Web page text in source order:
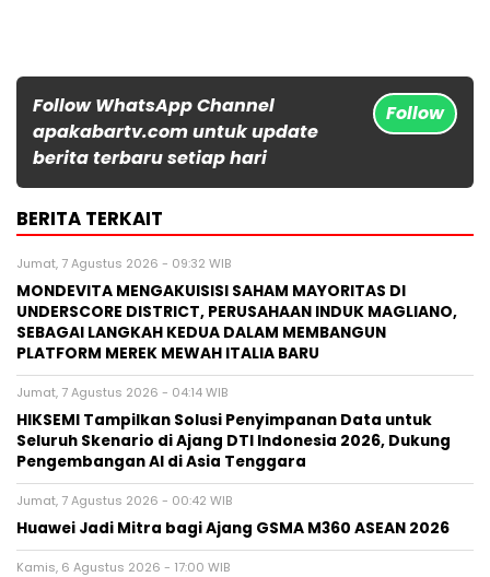
Follow WhatsApp Channel
apakabartv.com untuk update
berita terbaru setiap hari
Follow
BERITA TERKAIT
Jumat, 7 Agustus 2026 - 09:32 WIB
MONDEVITA MENGAKUISISI SAHAM MAYORITAS DI
UNDERSCORE DISTRICT, PERUSAHAAN INDUK MAGLIANO,
SEBAGAI LANGKAH KEDUA DALAM MEMBANGUN
PLATFORM MEREK MEWAH ITALIA BARU
Jumat, 7 Agustus 2026 - 04:14 WIB
HIKSEMI Tampilkan Solusi Penyimpanan Data untuk
Seluruh Skenario di Ajang DTI Indonesia 2026, Dukung
Pengembangan AI di Asia Tenggara
Jumat, 7 Agustus 2026 - 00:42 WIB
Huawei Jadi Mitra bagi Ajang GSMA M360 ASEAN 2026
Kamis, 6 Agustus 2026 - 17:00 WIB